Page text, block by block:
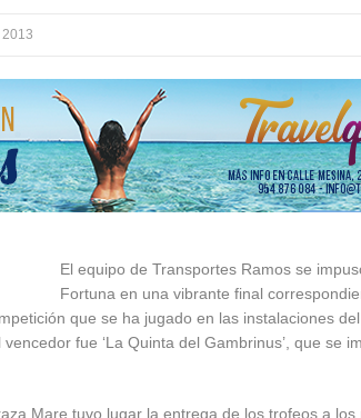
El equipo de Transportes Ramos se
Fortuna en una vibrante final
que se ha jugado en las instalaciones
fue ‘La Quinta del Gambrinus’, que se
Mare tuvo lugar la entrega de los trofeos a